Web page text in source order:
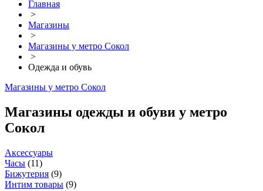
Главная
>
Магазины
>
Магазины у метро Сокол
>
Одежда и обувь
Магазины у метро Сокол
Магазины одежды и обуви у метро
Сокол
Аксессуары
Часы (11)
Бижутерия (9)
Интим товары (9)